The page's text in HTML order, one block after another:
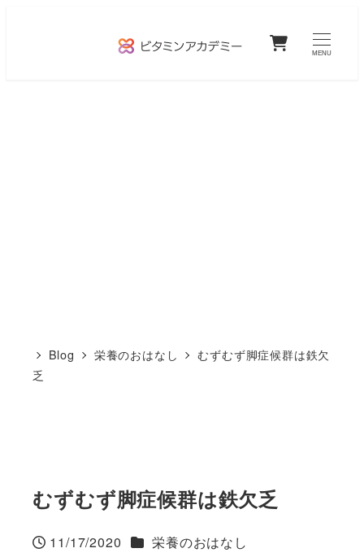
0
MENU
Blog 栄養のおはなし
むずむず脚症候群は鉄欠
乏
むずむず脚症候群は鉄欠乏
投稿日
11/17/2020 カテゴリー
栄養のおはなし